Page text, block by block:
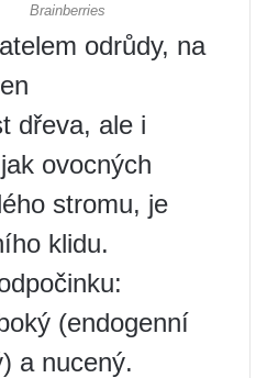
odrůdy, na
dřeva, ale i
ovocných
stromu, je
klidu.
(endogenní
a nucený.